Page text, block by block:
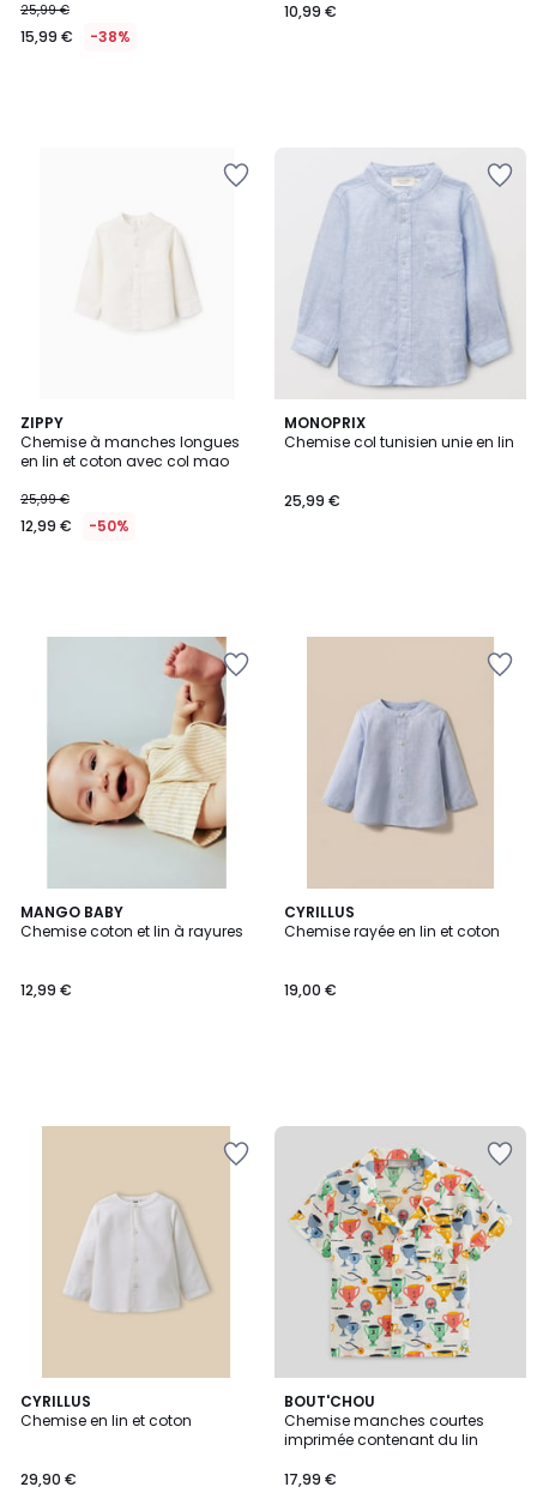
€
au
25,99 €
15,99 € -38%
10,99 €
ZIPPY
Chemise à manches longues
en lin et coton avec col mao
25,99 €
12,99 € -50%
MONOPRIX
Chemise col tunisien unie en lin
25,99 €
MANGO BABY
Chemise coton et lin à rayures
12,99 €
CYRILLUS
Chemise rayée en lin et coton
19,00 €
CYRILLUS
Chemise en lin et coton
29,90 €
BOUT'CHOU
Chemise manches courtes
imprimée contenant du lin
17,99 €